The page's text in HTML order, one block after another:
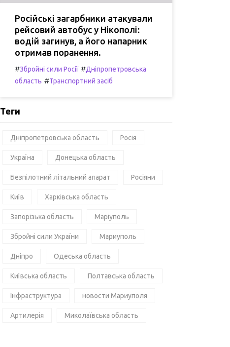
Російські загарбники атакували
рейсовий автобус у Нікополі:
водій загинув, а його напарник
отримав поранення.
#Збройні сили Росії #Дніпропетровська
область #Транспортний засіб
Теги
Дніпропетровська область Росія
Україна Донецька область
Безпілотний літальний апарат Росіяни
Київ Харківська область
Запорізька область Маріуполь
Збройні сили України Мариуполь
Дніпро Одеська область
Київська область Полтавська область
Інфраструктура новости Мариуполя
Артилерія Миколаївська область